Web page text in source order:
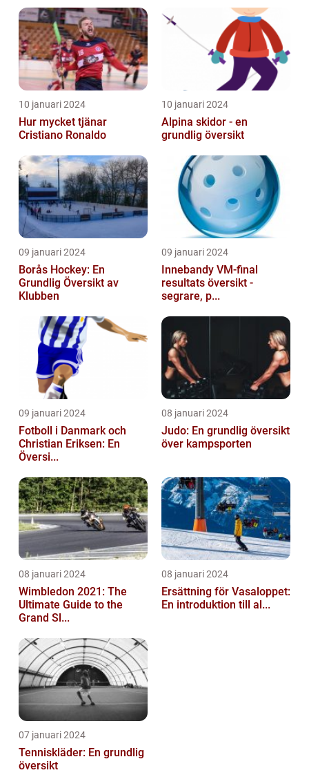
10 januari 2024
Hur mycket tjänar
Cristiano Ronaldo
10 januari 2024
Alpina skidor - en
grundlig översikt
09 januari 2024
Borås Hockey: En
Grundlig Översikt av
Klubben
09 januari 2024
Innebandy VM-final
resultats översikt -
segrare, p...
09 januari 2024
Fotboll i Danmark och
Christian Eriksen: En
Översi...
08 januari 2024
Judo: En grundlig översikt
över kampsporten
08 januari 2024
Wimbledon 2021: The
Ultimate Guide to the
Grand Sl...
08 januari 2024
Ersättning för Vasaloppet:
En introduktion till al...
07 januari 2024
Tenniskläder: En grundlig
översikt